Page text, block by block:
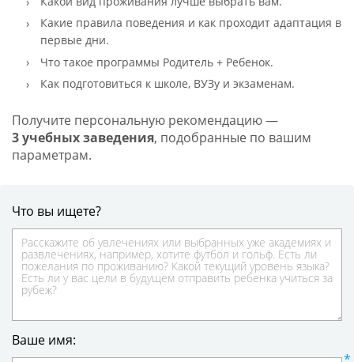
Какие правила поведения и как проходит адаптация в
первые дни.
Что такое программы Родитель + Ребенок.
Как подготовиться к школе, ВУЗу и экзаменам.
Получите персональную рекомендацию —
3 учебных заведения, подобранные по вашим
параметрам.
Что вы ищете?
Ваше имя: